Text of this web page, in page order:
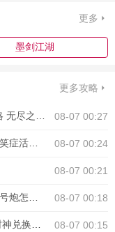
更多
墨剑江湖
更多攻略
08-07 00:27
08-07 00:24
08-07 00:21
08-07 00:18
08-07 00:15